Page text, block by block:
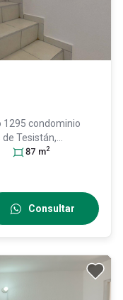
1295 condominio
de Tesistán,
Zapopan, Jalisco
87 m2
Consultar